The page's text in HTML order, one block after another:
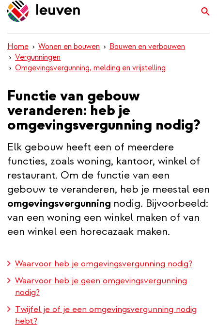
en
naar
inhoud
gaan
Home Wonen en bouwen
Bouwen en verbouwen
Vergunningen
Omgevingsvergunning, melding en vrijstelling
Functie van gebouw
veranderen: heb je
omgevingsvergunning nodig?
Elk gebouw heeft een of meerdere
functies, zoals woning, kantoor, winkel of
restaurant. Om de functie van een
gebouw te veranderen, heb je meestal een
omgevingsvergunning nodig. Bijvoorbeeld:
van een woning een winkel maken of van
een winkel een horecazaak maken.
Waarvoor heb je omgevingsvergunning nodig?
Waarvoor heb je geen omgevingsvergunning
nodig?
Twijfel je of je een omgevingsvergunning nodig
hebt?